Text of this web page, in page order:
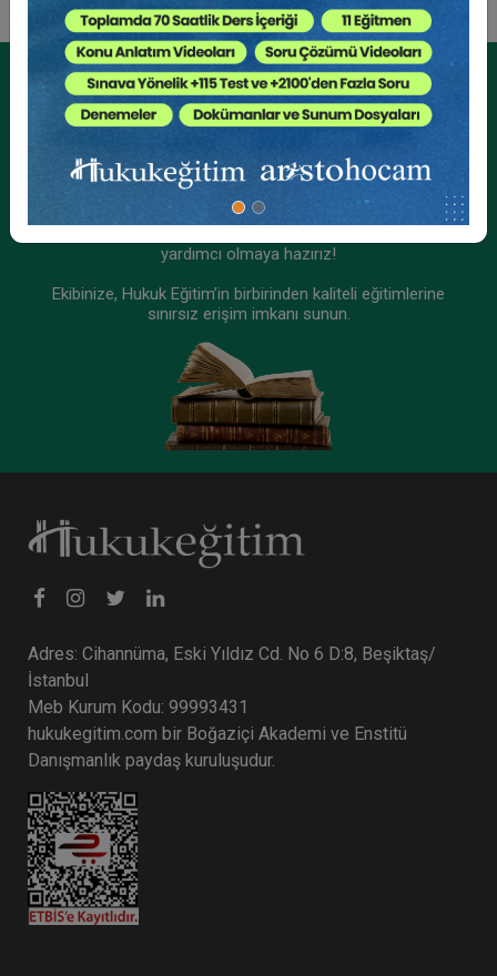
Tüketici Hukuku Enstitüsü
Fütürist Hukuk - IV. Medeni Hukuk Kongresi - XI.
Sepete Ekle
Tüketici Hukuku Enstitüsü
Miras Hukuku - 1 - IV. Medeni Hukuk Kongresi -
IX. Oturum
360 TL
Kurumsal Üyelikler İçin
Kurumsal Teklif Alın
yardımcı olmaya hazırız!
Ekibinize, Hukuk Eğitim’in birbirinden kaliteli eğitimlerine
sınırsız erişim imkanı sunun.
Adres: Cihannüma, Eski Yıldız Cd. No 6 D:8, Beşiktaş/
İstanbul
Meb Kurum Kodu: 99993431
hukukegitim.com bir Boğaziçi Akademi ve Enstitü
Danışmanlık paydaş kuruluşudur.